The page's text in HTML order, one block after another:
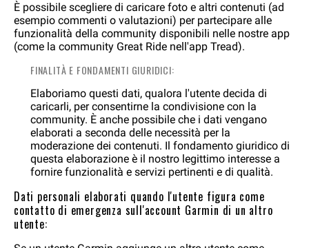
È possibile scegliere di caricare foto e altri contenuti (ad
esempio commenti o valutazioni) per partecipare alle
funzionalità della community disponibili nelle nostre app
(come la community Great Ride nell'app Tread).
FINALITÀ E FONDAMENTI GIURIDICI:
Elaboriamo questi dati, qualora l'utente decida di
caricarli, per consentirne la condivisione con la
community. È anche possibile che i dati vengano
elaborati a seconda delle necessità per la
moderazione dei contenuti. Il fondamento giuridico di
questa elaborazione è il nostro legittimo interesse a
fornire funzionalità e servizi pertinenti e di qualità.
Dati personali elaborati quando l'utente figura come
contatto di emergenza sull'account Garmin di un altro
utente: